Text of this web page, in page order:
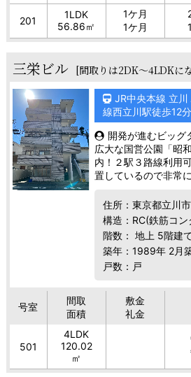
201
1LDK
56.86㎡
1ケ月
1ケ月
三栄ビル [間取りは2DK～4LDKに
JR中央本線 立
線西立川駅徒歩12分
開発が進むビッグ
広大な国営公園「昭
内！２駅３路線利用
置しているので非常
住所：東京都立川
構造：RC(鉄筋コ
階数： 地上 5階建
築年：1989年 2月
戸数：戸
号室
間取
面積
敷金
礼金
501
4LDK
120.02
㎡